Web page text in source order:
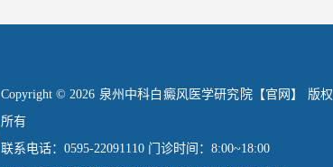
Copyright © 2026 泉州中科白癜风医学研究院【官网】 版权
所有
联系电话：0595-22091110 门诊时间：8:00~18:00